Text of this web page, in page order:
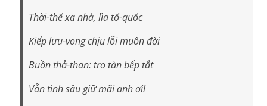
Thời-thế xa nhà, lìa tổ-quốc
Kiếp lưu-vong chịu lỗi muôn đời
Buồn thở-than: tro tàn bếp tắt
Vẫn tình sâu giữ mãi anh ơi!